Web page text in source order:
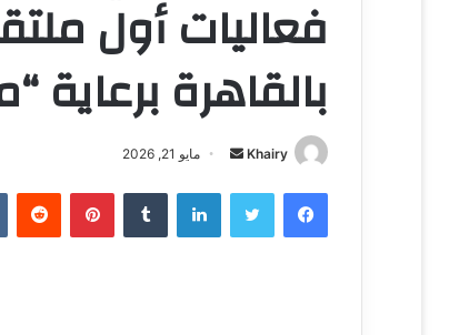
فعاليات أول
بالقاهرة برعاية
Khairy
أ
ل
مايو 21, 2026
فيسبوك تويتر لينكدإن ‏Tumblr بينتيريست ‏Reddit